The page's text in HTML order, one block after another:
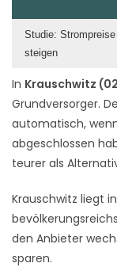
In Krauschwitz
Grundversorger.
automatisch,
abgeschlossen
teurer als
Krauschwitz liegt
den Anbieter
sparen.
Studie:
steigen